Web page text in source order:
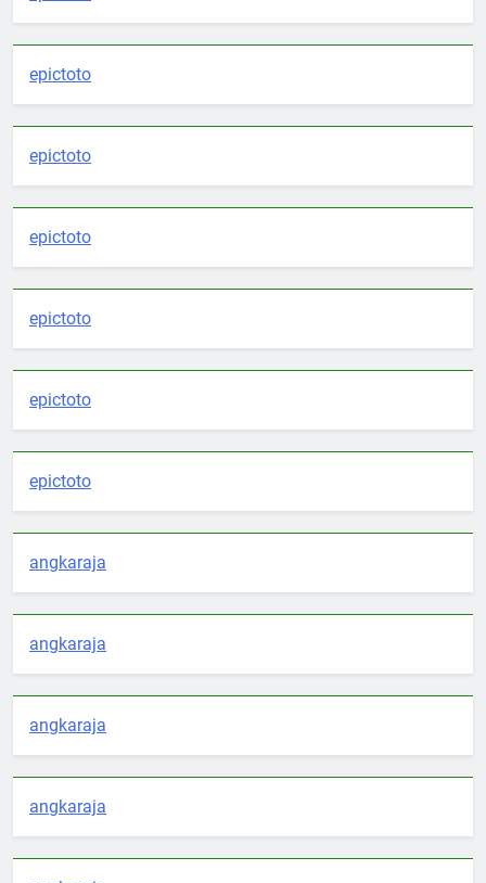
epictoto
epictoto
epictoto
epictoto
epictoto
epictoto
angkaraja
angkaraja
angkaraja
angkaraja